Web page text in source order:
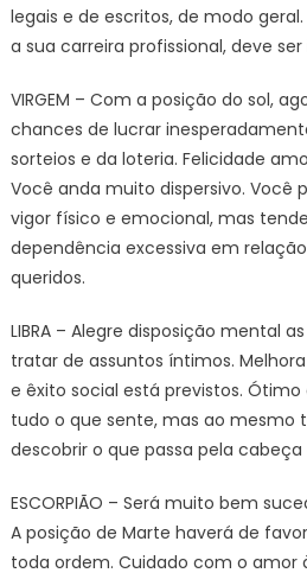
legais e de escritos, de modo
a sua carreira profissional, deve
VIRGEM – Com a posição do sol,
chances de lucrar
sorteios e da loteria. Felicidade
Você anda muito dispersivo. Você
vigor físico e emocional, mas
dependência excessiva em
queridos.
LIBRA – Alegre disposição mental
tratar de assuntos íntimos.
e êxito social está previstos. Ótimo
tudo o que sente, mas ao mesmo
descobrir o que passa pela cabeça
ESCORPIÃO – Será muito bem
A posição de Marte haverá de
toda ordem. Cuidado com o amor